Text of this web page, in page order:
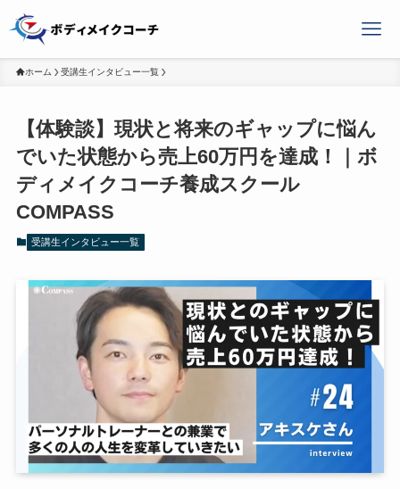
ホーム 受講生インタビュー一覧
【体験談】現状と将来のギャップに悩ん
でいた状態から売上60万円を達成！｜ボ
ディメイクコーチ養成スクール
COMPASS
受講生インタビュー一覧